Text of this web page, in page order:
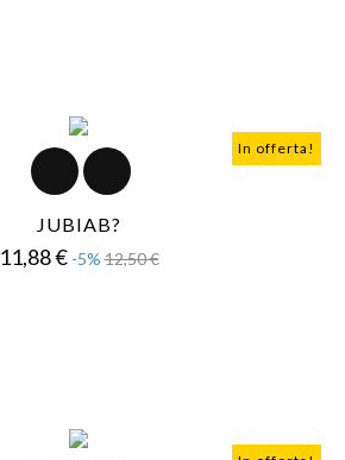
In offerta!
JUBIAB?
11,88 € Prezzo
-5% 12,50 €Prezzo